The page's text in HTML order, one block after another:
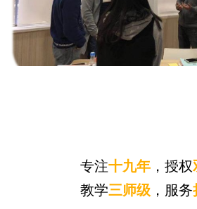
专注十九年 ，授权
教学三师级 ，服务